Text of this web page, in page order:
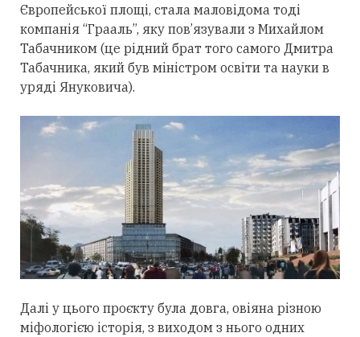
Європейської площі, стала маловідома тоді
компанія “Грааль”, яку пов’язували з Михайлом
Табачником (це рідний брат того самого Дмитра
Табачника, який був міністром освіти та науки в
уряді Януковича).
Далі у цього проєкту була довга, овіяна різною
міфологією історія, з виходом з нього одних